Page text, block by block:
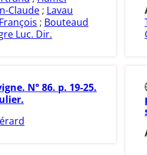
Claude; Lavau
; Bouteaud
Luc. Dir.
N° 86. p. 19-25.